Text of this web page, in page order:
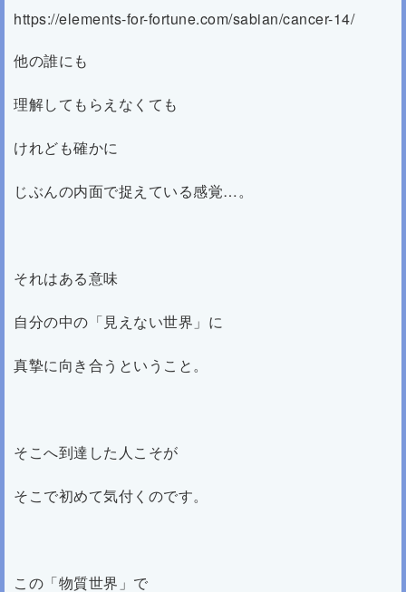
https://elements-for-fortune.com/sabian/cancer-14/
他の誰にも
理解してもらえなくても
けれども確かに
じぶんの内面で捉えている感覚…。
それはある意味
自分の中の「見えない世界」に
真摯に向き合うということ。
そこへ到達した人こそが
そこで初めて気付くのです。
この「物質世界」で